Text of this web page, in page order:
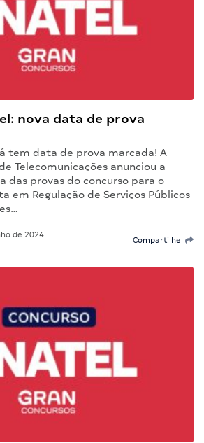
nova data de prova
tem data de prova marcada! A
Telecomunicações anunciou a
das provas do concurso para o
em Regulação de Serviços Públicos
de 2024
Compartilhe